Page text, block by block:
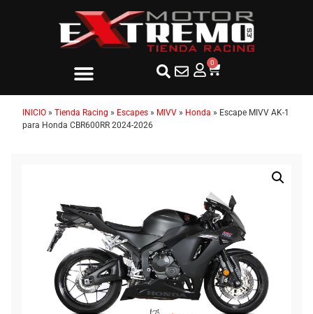
0
INICIO » Tienda Racing » Escapes » MIVV » Honda » Escape MIVV AK-1
para Honda CBR600RR 2024-2026